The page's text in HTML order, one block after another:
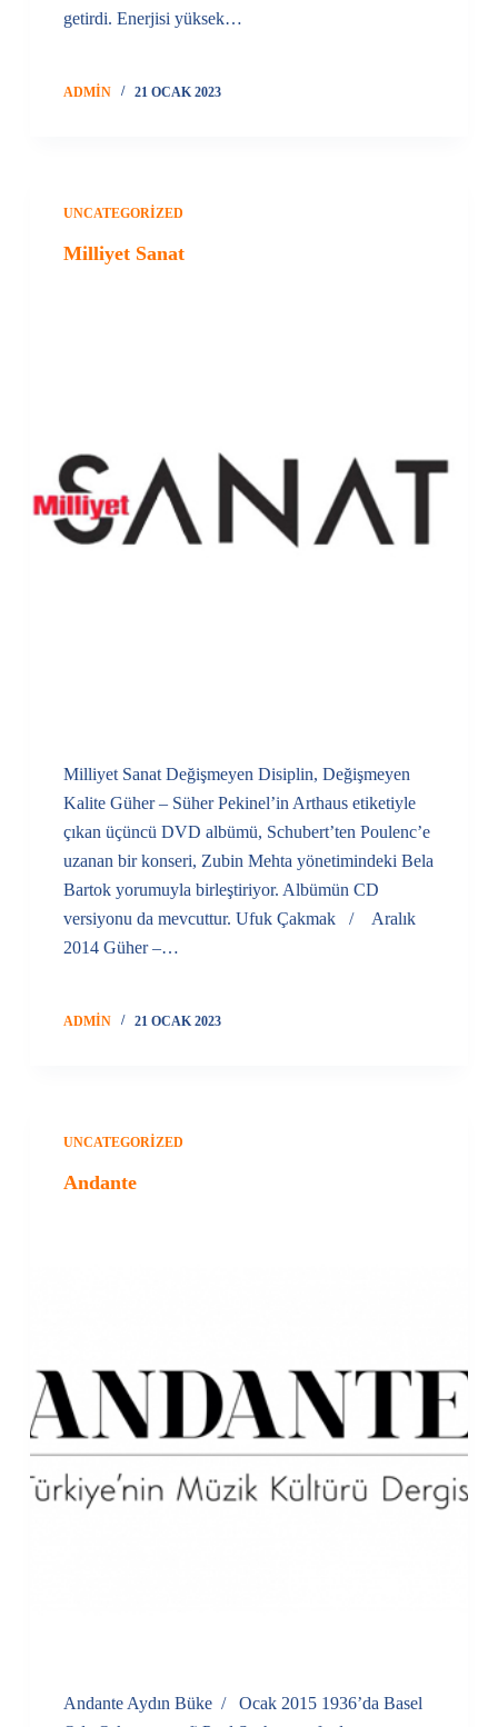
getirdi. Enerjisi yüksek…
ADMIN 21 OCAK 2023
UNCATEGORIZED
Milliyet Sanat
Milliyet Sanat Değişmeyen Disiplin, Değişmeyen
Kalite Güher – Süher Pekinel’in Arthaus etiketiyle
çıkan üçüncü DVD albümü, Schubert’ten Poulenc’e
uzanan bir konseri, Zubin Mehta yönetimindeki Bela
Bartok yorumuyla birleştiriyor. Albümün CD
versiyonu da mevcuttur. Ufuk Çakmak / Aralık
2014 Güher –…
ADMIN 21 OCAK 2023
UNCATEGORIZED
Andante
Andante Aydın Büke / Ocak 2015 1936’da Basel